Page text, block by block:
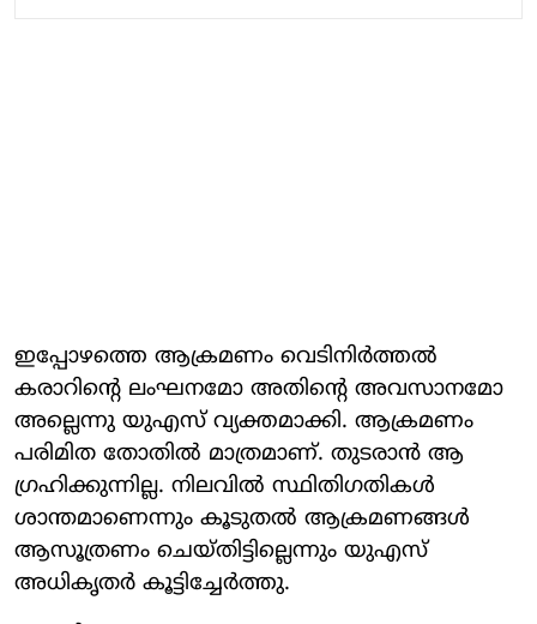
ഇപ്പോഴത്തെ ആക്രമണം വെടിനിർത്തൽ
കരാറിന്റെ ലംഘനമോ അതിന്റെ അവസാനമോ
അല്ലെന്നു യുഎസ് വ്യക്തമാക്കി. ആക്രമണം
പരിമിത തോതിൽ മാത്രമാണ്. തുടരാൻ ആ​
ഗ്രഹിക്കുന്നില്ല. നിലവിൽ സ്ഥിതി​ഗതികൾ
ശാന്തമാണെന്നും കൂടുതൽ ആക്രമണങ്ങൾ
ആസൂത്രണം ചെയ്തിട്ടില്ലെന്നും യുഎസ്
അധികൃതർ കൂട്ടിച്ചേർത്തു.